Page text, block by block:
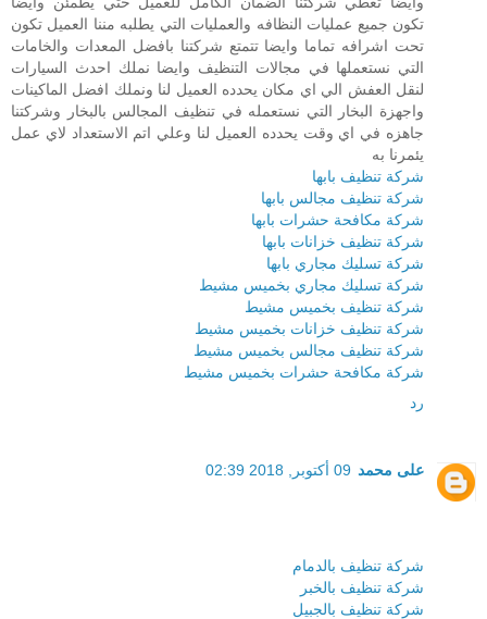
تكون جميع عمليات النظافه والعمليات التي يطلبه مننا العميل تكون
تحت اشرافه تماما وايضا تتمتع شركتنا بافضل المعدات والخامات
التي نستعملها في مجالات التنظيف وايضا نملك احدث السيارات
لنقل العفش الي اي مكان يحدده العميل لنا ونملك افضل الماكينات
واجهزة البخار التي نستعمله في تنظيف المجالس بالبخار وشركتنا
جاهزه في اي وقت يحدده العميل لنا وعلي اتم الاستعداد لاي عمل
يئمرنا به
شركة تنظيف بابها
شركة تنظيف مجالس بابها
شركة مكافحة حشرات بابها
شركة تنظيف خزانات بابها
شركة تسليك مجاري بابها
شركة تسليك مجاري بخميس مشيط
شركة تنظيف بخميس مشيط
شركة تنظيف خزانات بخميس مشيط
شركة تنظيف مجالس بخميس مشيط
شركة مكافحة حشرات بخميس مشيط
رد
على محمد 09 أكتوبر, 2018 02:39
شركة تنظيف بالدمام
شركة تنظيف بالخبر
شركة تنظيف بالجبيل